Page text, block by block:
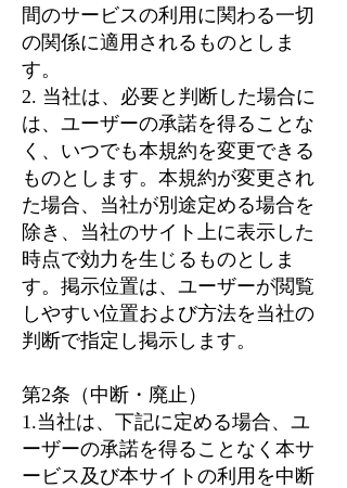
間のサービスの利用に関わる一切
の関係に適用されるものとしま
す。
2. 当社は、必要と判断した場合に
は、ユーザーの承諾を得ることな
く、いつでも本規約を変更できる
ものとします。本規約が変更され
た場合、当社が別途定める場合を
除き、当社のサイト上に表示した
時点で効力を生じるものとしま
す。掲示位置は、ユーザーが閲覧
しやすい位置および方法を当社の
判断で指定し掲示します。
第2条（中断・廃止）
1.当社は、下記に定める場合、ユ
ーザーの承諾を得ることなく本サ
ービス及び本サイトの利用を中断